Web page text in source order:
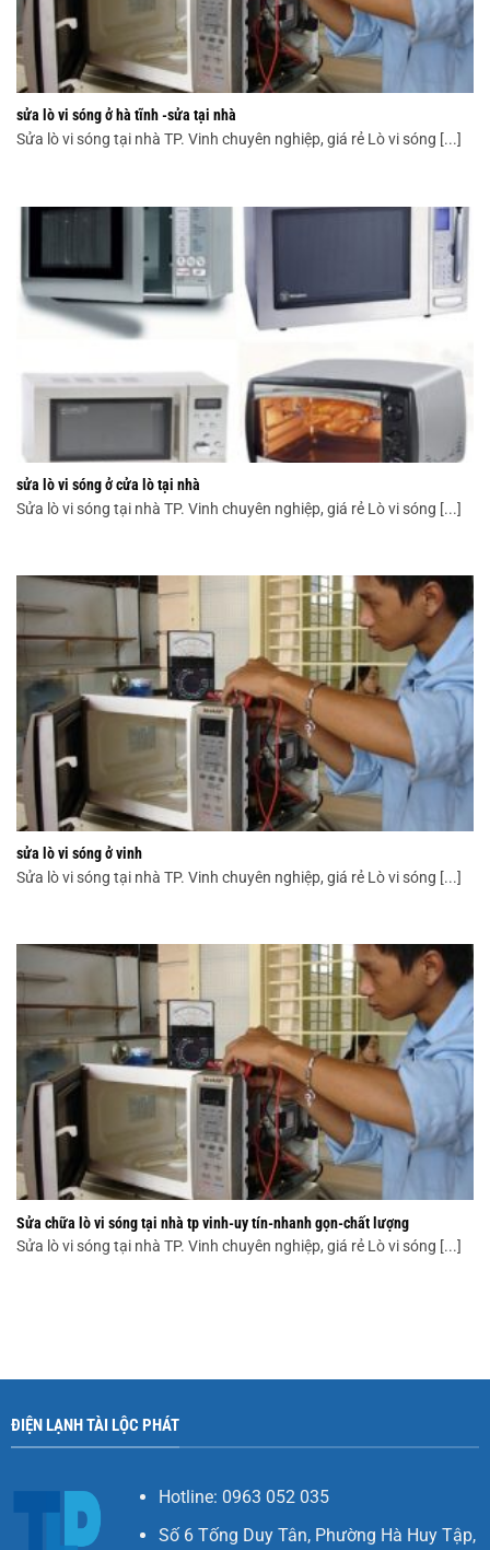
sửa lò vi sóng ở hà tĩnh -sửa tại nhà
Sửa lò vi sóng tại nhà TP. Vinh chuyên nghiệp, giá rẻ Lò vi sóng [...]
sửa lò vi sóng ở cửa lò tại nhà
Sửa lò vi sóng tại nhà TP. Vinh chuyên nghiệp, giá rẻ Lò vi sóng [...]
sửa lò vi sóng ở vinh
Sửa lò vi sóng tại nhà TP. Vinh chuyên nghiệp, giá rẻ Lò vi sóng [...]
Sửa chữa lò vi sóng tại nhà tp vinh-uy tín-nhanh gọn-chất lượng
Sửa lò vi sóng tại nhà TP. Vinh chuyên nghiệp, giá rẻ Lò vi sóng [...]
ĐIỆN LẠNH TÀI LỘC PHÁT
Hotline: 0963 052 035
Số 6 Tống Duy Tân, Phường Hà Huy Tập,